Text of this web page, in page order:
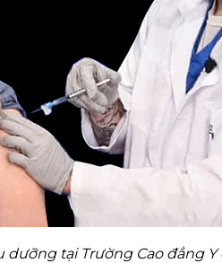
tại Trường Cao đẳng Y